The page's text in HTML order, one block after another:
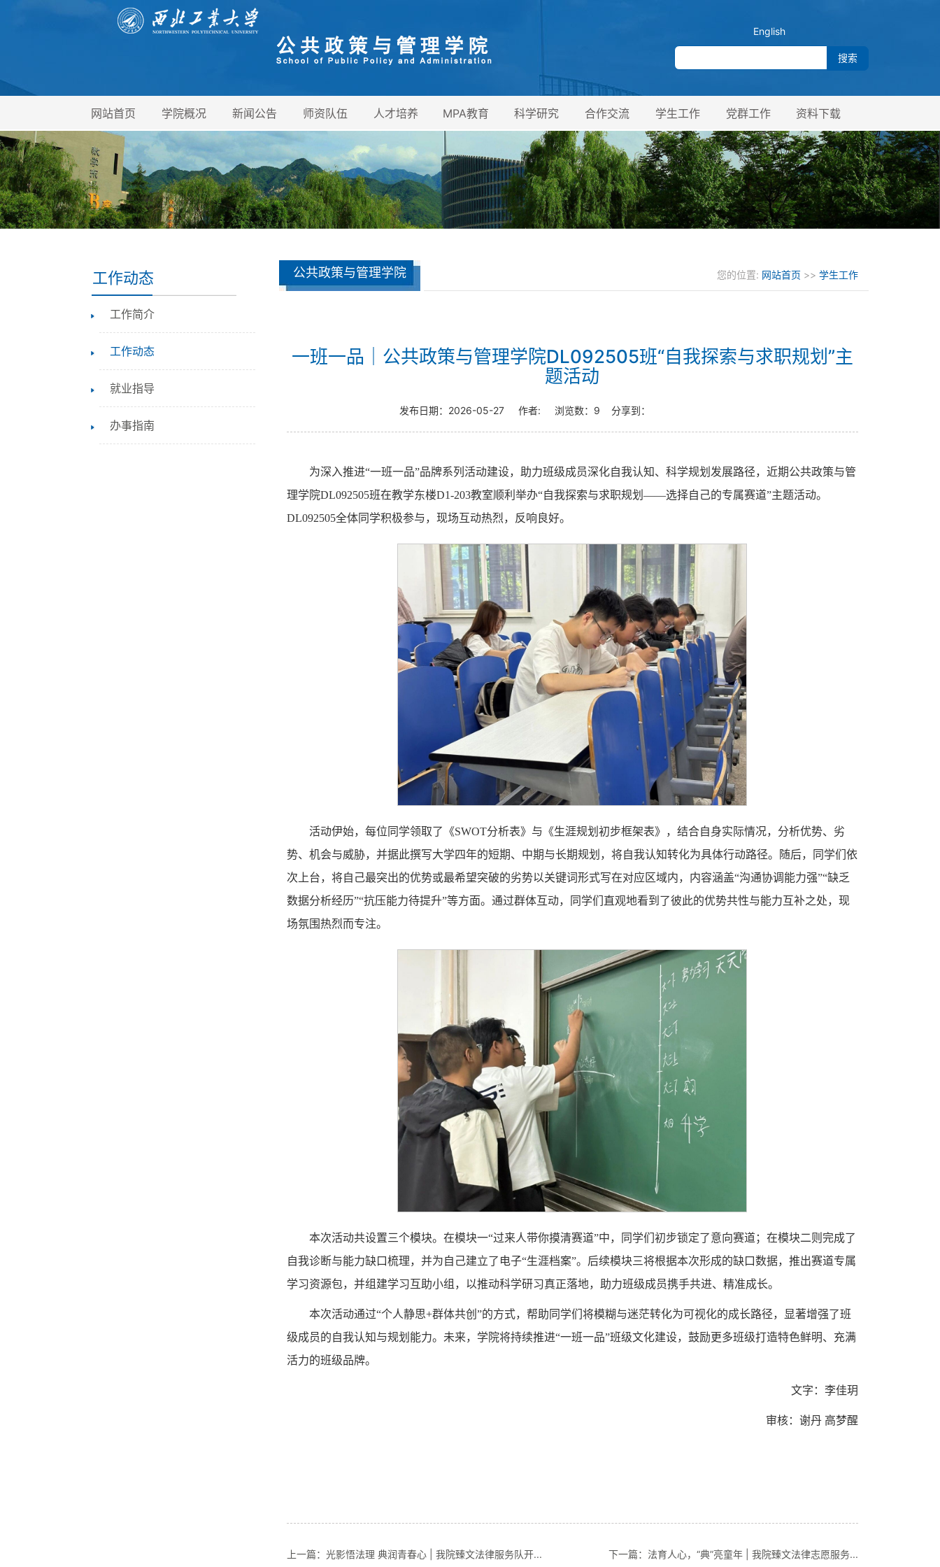
English
网站首页 学院概况 新闻公告 师资队伍 人才培养 MPA教育 科学研究 合作交流 学生工作 党群工作 资料下载
工作动态
工作简介
工作动态
就业指导
办事指南
公共政策与管理学院 您的位置: 网站首页 >> 学生工作
一班一品｜公共政策与管理学院DL092505班“自我探索与求职规划”主
题活动
发布日期： 2026-05-27作者: 浏览数： 9 分享到：
为深入推进“一班一品”品牌系列活动建设，助力班级成员深化自我认知、科学规划发展路径，近期公共政策与管
理学院DL092505班在教学东楼D1-203教室顺利举办“自我探索与求职规划——选择自己的专属赛道”主题活动。
DL092505全体同学积极参与，现场互动热烈，反响良好。
活动伊始，每位同学领取了《SWOT分析表》与《生涯规划初步框架表》，结合自身实际情况，分析优势、劣
势、机会与威胁，并据此撰写大学四年的短期、中期与长期规划，将自我认知转化为具体行动路径。随后，同学们依
次上台，将自己最突出的优势或最希望突破的劣势以关键词形式写在对应区域内，内容涵盖“沟通协调能力强”“缺乏
数据分析经历”“抗压能力待提升”等方面。通过群体互动，同学们直观地看到了彼此的优势共性与能力互补之处，现
场氛围热烈而专注。
本次活动共设置三个模块。在模块一“过来人带你摸清赛道”中，同学们初步锁定了意向赛道；在模块二则完成了
自我诊断与能力缺口梳理，并为自己建立了电子“生涯档案”。后续模块三将根据本次形成的缺口数据，推出赛道专属
学习资源包，并组建学习互助小组，以推动科学研习真正落地，助力班级成员携手共进、精准成长。
本次活动通过“个人静思+群体共创”的方式，帮助同学们将模糊与迷茫转化为可视化的成长路径，显著增强了班
级成员的自我认知与规划能力。未来，学院将持续推进“一班一品”班级文化建设，鼓励更多班级打造特色鲜明、充满
活力的班级品牌。
文字：李佳玥
审核：谢丹 高梦醒
上一篇：光影悟法理 典润青春心 | 我院臻文法律服务队开... 下一篇：法育人心，“典”亮童年 | 我院臻文法律志愿服务...